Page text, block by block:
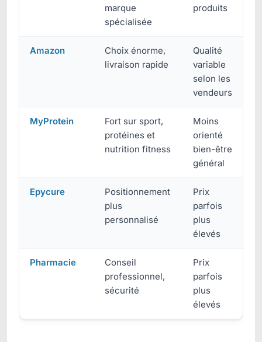
marque
spécialisée
produits
Amazon
Choix énorme,
livraison rapide
Qualité
variable
selon les
vendeurs
MyProtein
Fort sur sport,
protéines et
nutrition fitness
Moins
orienté
bien-être
général
Epycure
Positionnement
plus
personnalisé
Prix
parfois
plus
élevés
Pharmacie
Conseil
professionnel,
sécurité
Prix
parfois
plus
élevés